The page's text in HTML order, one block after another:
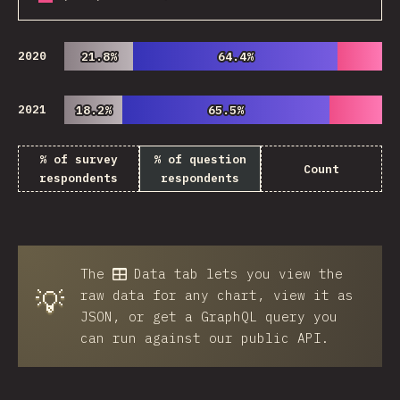
2020 21.8%
21.8% 64.4%
64.4%
2021 18.2%
18.2% 65.5%
65.5%
% of survey
respondents
% of question
respondents
Count
💡
The Data tab lets you view the
raw data for any chart, view it as
JSON, or get a GraphQL query you
can run against our public API.